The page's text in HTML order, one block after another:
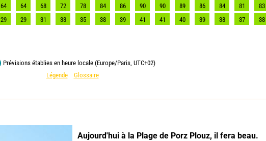
64 64 68 72 78 84 86 90 90 89 86 84 81 83
29 29 31 33 35 38 39 41 41 40 39 38 37 38
Prévisions établies en heure locale (Europe/Paris, UTC+02)
Légende
Glossaire
Aujourd'hui à la Plage de Porz Plouz, il fera beau.